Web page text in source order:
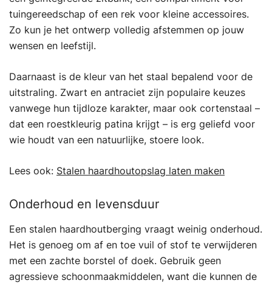
tuingereedschap of een rek voor kleine accessoires.
Zo kun je het ontwerp volledig afstemmen op jouw
wensen en leefstijl.
Daarnaast is de kleur van het staal bepalend voor de
uitstraling. Zwart en antraciet zijn populaire keuzes
vanwege hun tijdloze karakter, maar ook cortenstaal –
dat een roestkleurig patina krijgt – is erg geliefd voor
wie houdt van een natuurlijke, stoere look.
Lees ook: Stalen haardhoutopslag laten maken
Onderhoud en levensduur
Een stalen haardhoutberging vraagt weinig onderhoud.
Het is genoeg om af en toe vuil of stof te verwijderen
met een zachte borstel of doek. Gebruik geen
agressieve schoonmaakmiddelen, want die kunnen de